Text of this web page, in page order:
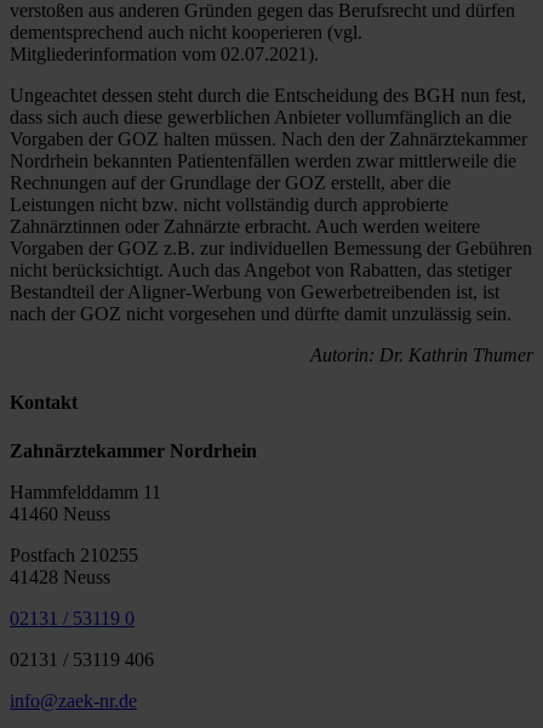
verstoßen aus anderen Gründen gegen das Berufsrecht und dürfen
dementsprechend auch nicht kooperieren (vgl.
Mitgliederinformation vom 02.07.2021).
Ungeachtet dessen steht durch die Entscheidung des BGH nun fest,
dass sich auch diese gewerblichen Anbieter vollumfänglich an die
Vorgaben der GOZ halten müssen. Nach den der Zahnärztekammer
Nordrhein bekannten Patientenfällen werden zwar mittlerweile die
Rechnungen auf der Grundlage der GOZ erstellt, aber die
Leistungen nicht bzw. nicht vollständig durch approbierte
Zahnärztinnen oder Zahnärzte erbracht. Auch werden weitere
Vorgaben der GOZ z.B. zur individuellen Bemessung der Gebühren
nicht berücksichtigt. Auch das Angebot von Rabatten, das stetiger
Bestandteil der Aligner-Werbung von Gewerbetreibenden ist, ist
nach der GOZ nicht vorgesehen und dürfte damit unzulässig sein.
Autorin: Dr. Kathrin Thumer
Kontakt
Zahnärztekammer Nordrhein
Hammfelddamm 11
41460 Neuss
Postfach 210255
41428 Neuss
02131 / 53119 0
02131 / 53119 406
info@zaek-nr.de